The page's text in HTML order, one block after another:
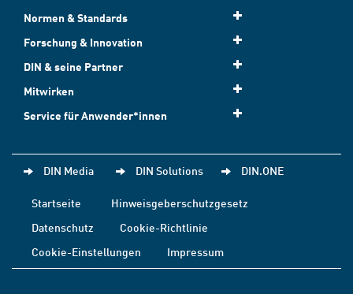
Normen & Standards
Forschung & Innovation
DIN & seine Partner
Mitwirken
Service für Anwender*innen
DIN Media DIN Solutions DIN.ONE
Startseite
Hinweisgeberschutzgesetz
Datenschutz
Cookie-Richtlinie
Cookie-Einstellungen
Impressum